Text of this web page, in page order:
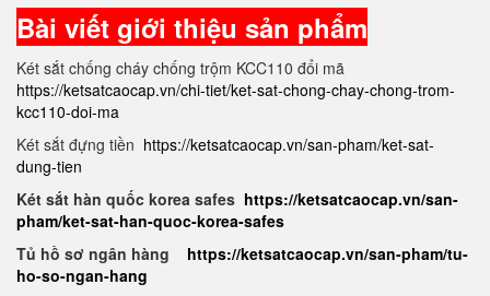
Bài viết giới thiệu sản phẩm
Két sắt chống cháy chống trộm KCC110 đổi mã
https://ketsatcaocap.vn/chi-tiet/ket-sat-chong-chay-chong-trom-
kcc110-doi-ma
Két sắt đựng tiền https://ketsatcaocap.vn/san-pham/ket-sat-
dung-tien
Két sắt hàn quốc korea safes https://ketsatcaocap.vn/san-
pham/ket-sat-han-quoc-korea-safes
Tủ hồ sơ ngân hàng https://ketsatcaocap.vn/san-pham/tu-
ho-so-ngan-hang